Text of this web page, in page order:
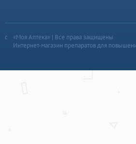
«Моя Аптека» | Все права защищены
Интернет-магазин препаратов для